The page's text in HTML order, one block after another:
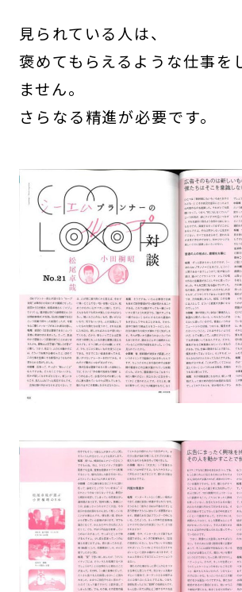
見られている人は、
褒めてもらえるような仕事を
ません。
さらなる精進が必要